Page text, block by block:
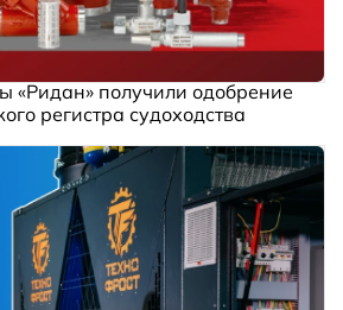
«Ридан» получили одобрение
регистра судоходства